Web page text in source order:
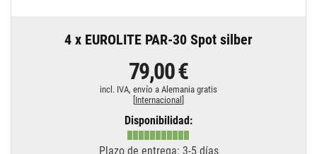
4 x EUROLITE PAR-30 Spot silber
79,00 €
incl. IVA, envío a Alemania gratis
Internacional
Disponibilidad:
Plazo de entrega: 3-5 días